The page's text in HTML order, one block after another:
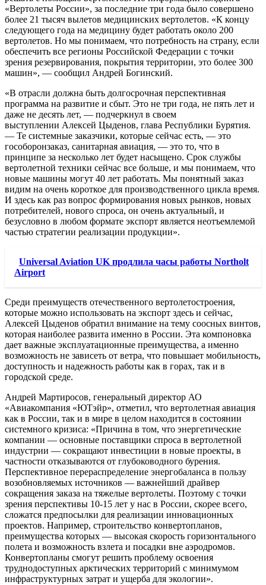
«Вертолеты России», за последние три года было совершено
более 21 тысяч вылетов медицинских вертолетов. «К концу
следующего года на медицину будет работать около 200
вертолетов. Но мы понимаем, что потребность на страну, если
обеспечить все регионы Российской Федерации с точки
зрения резервирования, покрытия территории, это более 300
машин», — сообщил Андрей Богинский.
«В отрасли должна быть долгосрочная перспективная
программа на развитие и сбыт. Это не три года, не пять лет и
даже не десять лет, — подчеркнул в своем
выступлении Алексей Цыденов, глава Республики Бурятия.
— Те системные заказчики, которые сейчас есть, — это
гособоронзаказ, санитарная авиация, — это то, что в
принципе за несколько лет будет насыщено. Срок службы
вертолетной техники сейчас все больше, и мы понимаем, что
новые машины могут 40 лет работать. Мы понятный заказ
видим на очень короткое для производственного цикла время.
И здесь как раз вопрос формирования новых рынков, новых
потребителей, нового спроса, он очень актуальный, и
безусловно в любом формате экспорт является неотъемлемой
частью стратегии реализации продукции».
Universal Aviation UK продлила часы работы Northolt
Airport
Среди преимуществ отечественного вертолетостроения,
которые можно использовать на экспорт здесь и сейчас,
Алексей Цыденов обратил внимание на тему соосных винтов,
которая наиболее развита именно в России. Эта компоновка
дает важные эксплуатационные преимущества, а именно
возможность не зависеть от ветра, что повышает мобильность,
доступность и надежность работы как в горах, так и в
городской среде.
Андрей Мартиросов, генеральный директор АО
«Авиакомпания «ЮТэйр», отметил, что вертолетная авиация
как в России, так и в мире в целом находится в состоянии
системного кризиса: «Причина в том, что энергетические
компании — основные поставщики спроса в вертолетной
индустрии — сокращают инвестиции в новые проекты, в
частности отказываются от глубоководного бурения.
Перспективное перераспределение энергобаланса в пользу
возобновляемых источников — важнейший драйвер
сокращения заказа на тяжелые вертолеты. Поэтому с точки
зрения перспективы 10-15 лет у нас в России, скорее всего,
сложатся предпосылки для реализации инновационных
проектов. Например, строительство конвертопланов,
преимущества которых — высокая скорость горизонтального
полета и возможность взлета и посадки вне аэродромов.
Конвертоплaны смогут решить проблему освоения
труднодоступных арктических территорий с минимумом
инфраструктурных затрат и ущерба для экологии».